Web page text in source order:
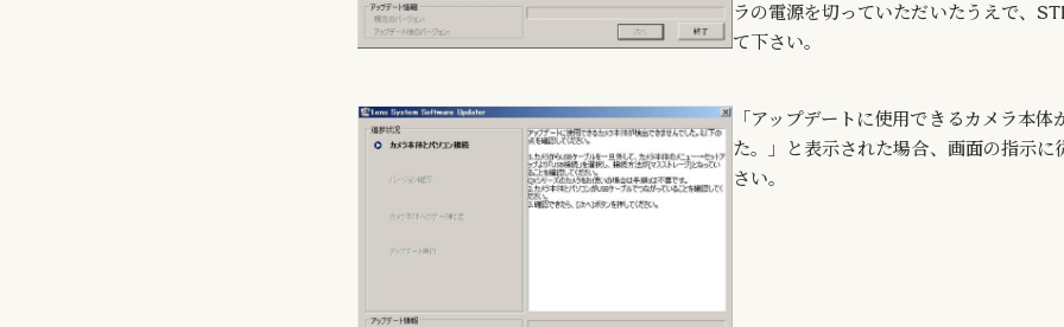
ラの電源を切っていただいたうえで、
て下さい。
「アップデートに使用できるカメラ本
た。」と表示された場合、画面の指示に
さい。